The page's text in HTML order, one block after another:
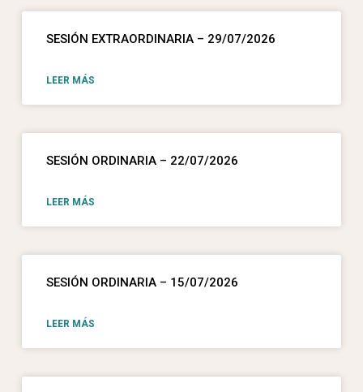
SESIÓN EXTRAORDINARIA – 29/07/2026
LEER MÁS
SESIÓN ORDINARIA – 22/07/2026
LEER MÁS
SESIÓN ORDINARIA – 15/07/2026
LEER MÁS